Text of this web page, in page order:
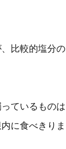
比較的塩分の
ているものは
に食べきりま